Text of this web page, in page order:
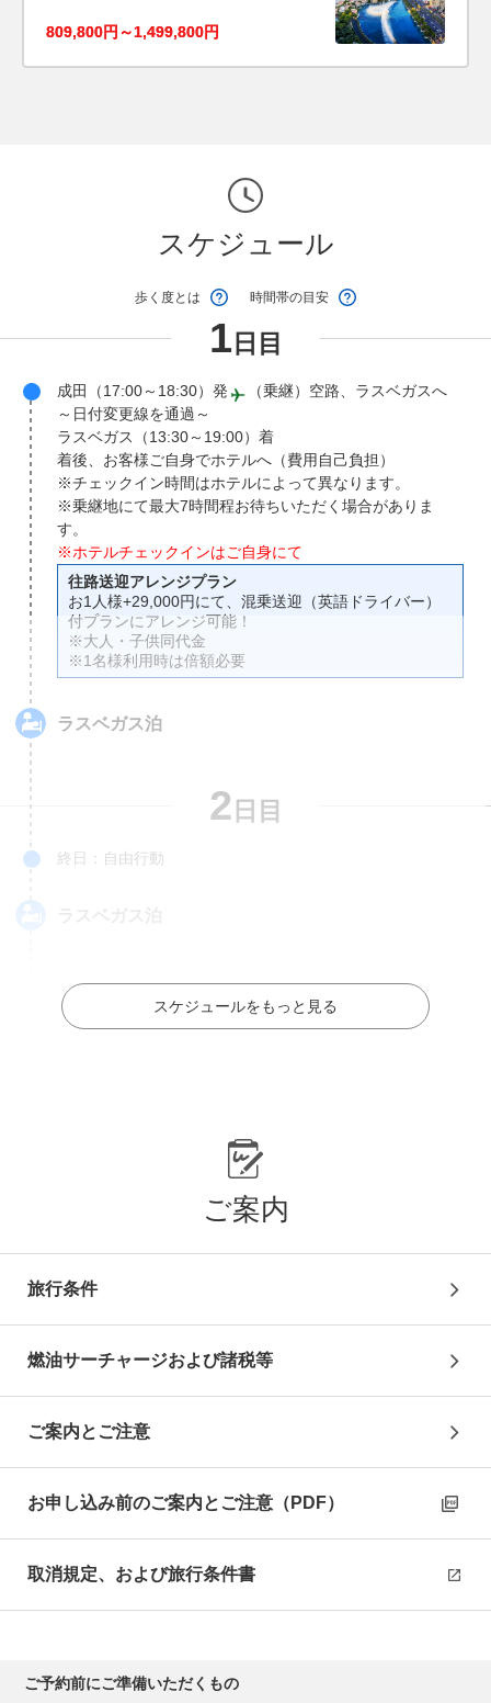
809,800円～1,499,800円
スケジュール
歩く度とは 時間帯の目安
1 日目
成田（17:00～18:30）発
（乗継）空路、ラスベガスへ
～日付変更線を通過～
ラスベガス（13:30～19:00）着
着後、お客様ご自身でホテルへ（費用自己負担）
※チェックイン時間はホテルによって異なります。
※乗継地にて最大7時間程お待ちいただく場合がありま
す。
※ホテルチェックインはご自身にて
往路送迎アレンジプラン
お1人様+29,000円にて、混乗送迎（英語ドライバー）
付プランにアレンジ可能！
※大人・子供同代金
※1名様利用時は倍額必要
ラスベガス泊
2 日目
終日：自由行動
スケジュールをもっと見る
4日目
※必ずフライト時間の2時間前までにチェックイン手続き
をお済ませください
お1人様+29,000円にて、混乗送迎(英語ドライバー）付
プランにアレンジ可能！
※大人・子供同代金
ラスベガス（05:00～10:30）発
へ
～日付変更線を通過～
5日目
ご案内
旅行条件
燃油サーチャージおよび諸税等
ご案内とご注意
お申し込み前のご案内とご注意（PDF）
取消規定、および旅行条件書
ご予約前にご準備いただくもの